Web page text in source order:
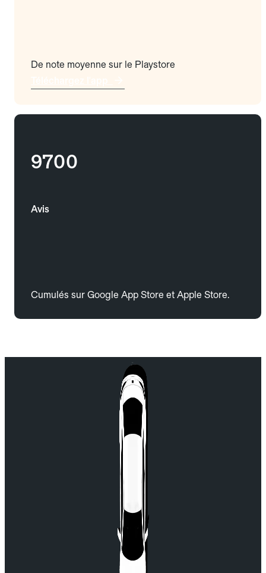
De note moyenne sur le Playstore
9700
Avis
Cumulés sur Google App Store et Apple Store.